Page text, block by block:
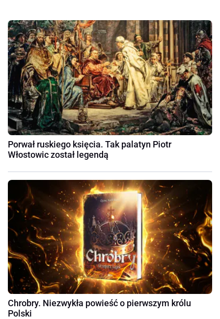
Porwał ruskiego księcia. Tak palatyn Piotr
Włostowic został legendą
Chrobry. Niezwykła powieść o pierwszym królu
Polski